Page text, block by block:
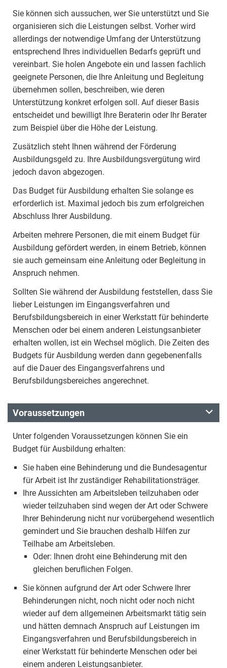
Sie können sich aussuchen, wer Sie unterstützt und Sie
organisieren sich die Leistungen selbst. Vorher wird
allerdings der notwendige Umfang der Unterstützung
entsprechend Ihres individuellen Bedarfs geprüft und
vereinbart. Sie holen Angebote ein und lassen fachlich
geeignete Personen, die Ihre Anleitung und Begleitung
übernehmen sollen, beschreiben, wie deren
Unterstützung konkret erfolgen soll. Auf dieser Basis
entscheidet und bewilligt Ihre Beraterin oder Ihr Berater
zum Beispiel über die Höhe der Leistung.
Zusätzlich steht Ihnen während der Förderung
Ausbildungsgeld zu. Ihre Ausbildungsvergütung wird
jedoch davon abgezogen.
Das Budget für Ausbildung erhalten Sie solange es
erforderlich ist. Maximal jedoch bis zum erfolgreichen
Abschluss Ihrer Ausbildung.
Arbeiten mehrere Personen, die mit einem Budget für
Ausbildung gefördert werden, in einem Betrieb, können
sie auch gemeinsam eine Anleitung oder Begleitung in
Anspruch nehmen.
Sollten Sie während der Ausbildung feststellen, dass Sie
lieber Leistungen im Eingangsverfahren und
Berufsbildungsbereich in einer Werkstatt für behinderte
Menschen oder bei einem anderen Leistungsanbieter
erhalten wollen, ist ein Wechsel möglich. Die Zeiten des
Budgets für Ausbildung werden dann gegebenenfalls
auf die Dauer des Eingangsverfahrens und
Berufsbildungsbereiches angerechnet.
Voraussetzungen
Unter folgenden Voraussetzungen können Sie ein
Budget für Ausbildung erhalten:
Sie haben eine Behinderung und die Bundesagentur
für Arbeit ist Ihr zuständiger Rehabilitationsträger.
Ihre Aussichten am Arbeitsleben teilzuhaben oder
wieder teilzuhaben sind wegen der Art oder Schwere
Ihrer Behinderung nicht nur vorübergehend wesentlich
gemindert und Sie brauchen deshalb Hilfen zur
Teilhabe am Arbeitsleben.
Oder: Ihnen droht eine Behinderung mit den
gleichen beruflichen Folgen.
Sie können aufgrund der Art oder Schwere Ihrer
Behinderungen nicht, noch nicht oder noch nicht
wieder auf dem allgemeinen Arbeitsmarkt tätig sein
und hätten demnach Anspruch auf Leistungen im
Eingangsverfahren und Berufsbildungsbereich in
einer Werkstatt für behinderte Menschen oder bei
einem anderen Leistungsanbieter.